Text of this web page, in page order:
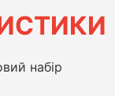
набір